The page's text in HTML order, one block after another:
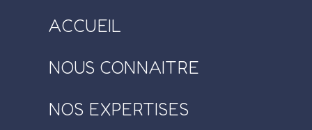
ACCUEIL
NOUS CONNAITRE
NOS EXPERTISES